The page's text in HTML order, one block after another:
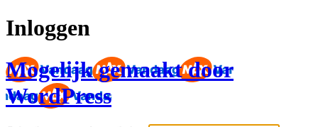
Inloggen
Mogelijk gemaakt door
WordPress